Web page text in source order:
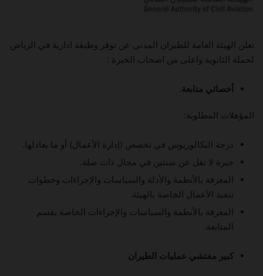
تعلن الهيئة العامة للطيران المدني عن توفر وظيفة ادارية في الرياض
لحملة الثانوية واعلى من اصحاب الخبرة :
أخصائي متابعة.
المؤهلات المطلوبة:
درجة البكالوريوس في تخصص (إدارة الأعمال) أو ما يعادلها.
خبرة لا تقل عن سنتين في مجال ذات صلة.
المعرفة بالأنظمة والأدلة والسياسات والإجراءات وخطوات
تنفيذ الأعمال الخاصة بالهيئة.
المعرفة بالأنظمة والسياسات والإجراءات الخاصة بقسم
المتابعة.
كبير مفتشي عمليات الطيران